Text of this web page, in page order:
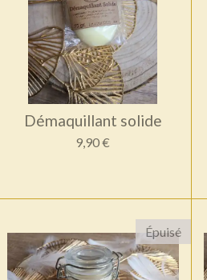
Démaquillant solide
9,90 €
Épuisé